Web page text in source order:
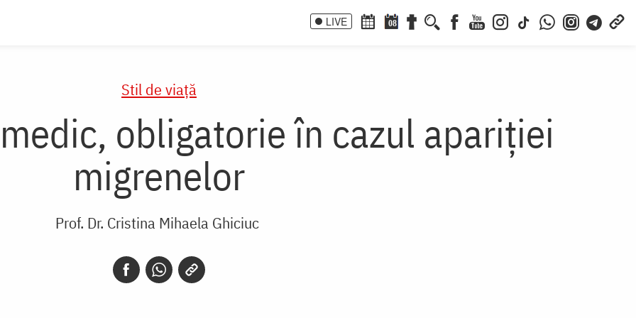
LIVE 08
Stil de viaţă
obligatorie în cazul apariţiei
migrenelor
Prof. Dr. Cristina Mihaela Ghiciuc